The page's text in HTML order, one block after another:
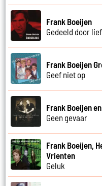
Frank Boeijen
Gedeeld door
Frank Boeijen
Geef niet op
Frank Boeijen
Geen gevaar
Frank Boeijen,
Vrienten
Geluk